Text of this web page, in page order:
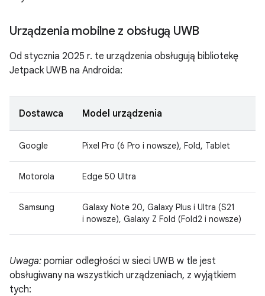
Urządzenia mobilne z obsługą UWB
Od stycznia 2025 r. te urządzenia obsługują bibliotekę
Jetpack UWB na Androida:
Dostawca Model urządzenia
Google Pixel Pro (6 Pro i nowsze), Fold, Tablet
Motorola Edge 50 Ultra
Samsung
Galaxy Note 20, Galaxy Plus i Ultra (S21
i nowsze), Galaxy Z Fold (Fold2 i nowsze)
Uwaga: pomiar odległości w sieci UWB w tle jest
obsługiwany na wszystkich urządzeniach, z wyjątkiem
tych: